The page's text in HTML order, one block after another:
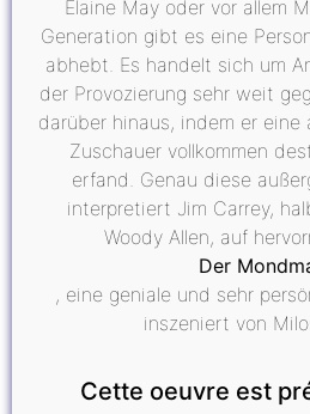
Elaine May oder vor allem
Generation gibt es eine
abhebt. Es handelt sich um
der Provozierung sehr weit
darüber hinaus, indem er
Zuschauer vollkommen
erfand. Genau diese
interpretiert Jim Carrey,
Woody Allen, auf
Der
, eine geniale und sehr
inszeniert von
Cette oeuvre est